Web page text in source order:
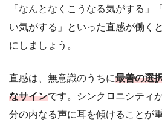
「なんとなくこうなる気がする」
い気がする」といった直感が働く
にしましょう。
直感は、無意識のうちに最善の選
なサインです。シンクロニシティ
分の内なる声に耳を傾けることが